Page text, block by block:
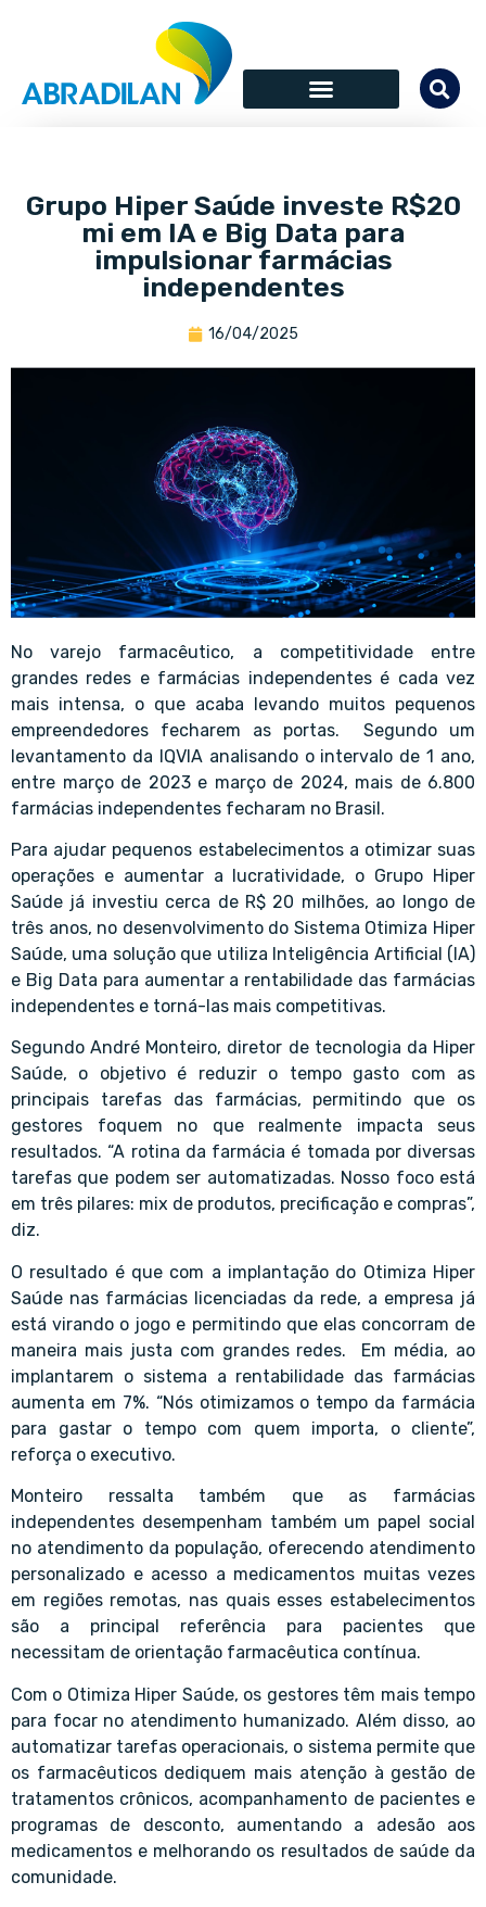
Grupo Hiper Saúde investe R$20
mi em IA e Big Data para
impulsionar farmácias
independentes
16/04/2025
No varejo farmacêutico, a competitividade entre
grandes redes e farmácias independentes é cada vez
mais intensa, o que acaba levando muitos pequenos
empreendedores fecharem as portas. Segundo um
levantamento da IQVIA analisando o intervalo de 1 ano,
entre março de 2023 e março de 2024, mais de 6.800
farmácias independentes fecharam no Brasil.
Para ajudar pequenos estabelecimentos a otimizar suas
operações e aumentar a lucratividade, o Grupo Hiper
Saúde já investiu cerca de R$ 20 milhões, ao longo de
três anos, no desenvolvimento do Sistema Otimiza Hiper
Saúde, uma solução que utiliza Inteligência Artificial (IA)
e Big Data para aumentar a rentabilidade das farmácias
independentes e torná-las mais competitivas.
Segundo André Monteiro, diretor de tecnologia da Hiper
Saúde, o objetivo é reduzir o tempo gasto com as
principais tarefas das farmácias, permitindo que os
gestores foquem no que realmente impacta seus
resultados. “A rotina da farmácia é tomada por diversas
tarefas que podem ser automatizadas. Nosso foco está
em três pilares: mix de produtos, precificação e compras”,
diz.
O resultado é que com a implantação do Otimiza Hiper
Saúde nas farmácias licenciadas da rede, a empresa já
está virando o jogo e permitindo que elas concorram de
maneira mais justa com grandes redes. Em média, ao
implantarem o sistema a rentabilidade das farmácias
aumenta em 7%. “Nós otimizamos o tempo da farmácia
para gastar o tempo com quem importa, o cliente”,
reforça o executivo.
Monteiro ressalta também que as farmácias
independentes desempenham também um papel social
no atendimento da população, oferecendo atendimento
personalizado e acesso a medicamentos muitas vezes
em regiões remotas, nas quais esses estabelecimentos
são a principal referência para pacientes que
necessitam de orientação farmacêutica contínua.
Com o Otimiza Hiper Saúde, os gestores têm mais tempo
para focar no atendimento humanizado. Além disso, ao
automatizar tarefas operacionais, o sistema permite que
os farmacêuticos dediquem mais atenção à gestão de
tratamentos crônicos, acompanhamento de pacientes e
programas de desconto, aumentando a adesão aos
medicamentos e melhorando os resultados de saúde da
comunidade.